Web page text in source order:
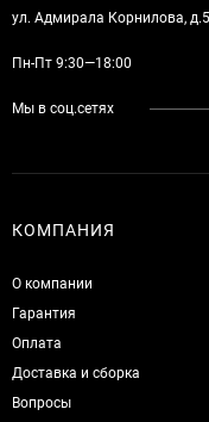
ул. Адмирала Корнилова,
Пн-Пт 9:30—18:00
Мы в соц.сетях
КОМПАНИЯ
О компании
Гарантия
Оплата
Доставка и сборка
Вопросы